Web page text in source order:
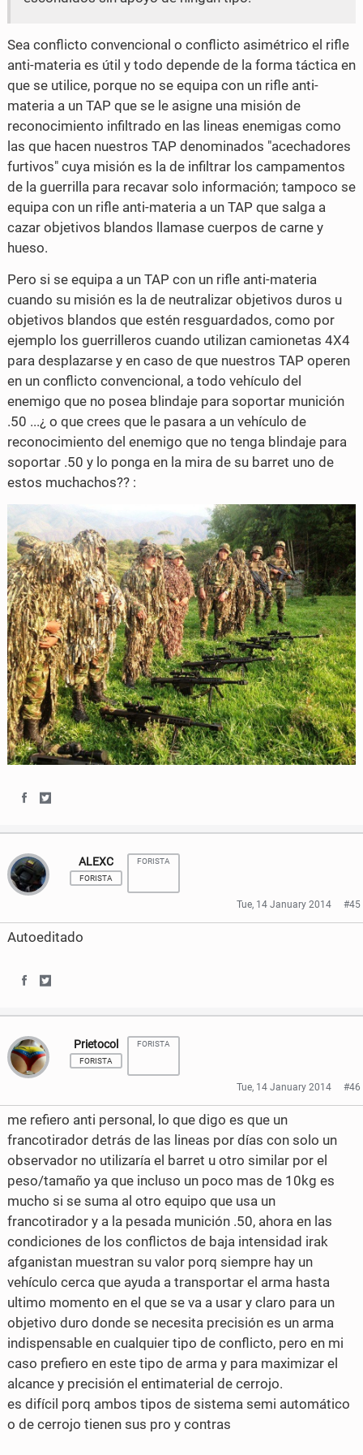
Sea conflicto convencional o conflicto asimétrico el rifle
anti-materia es útil y todo depende de la forma táctica en
que se utilice, porque no se equipa con un rifle anti-
materia a un TAP que se le asigne una misión de
reconocimiento infiltrado en las lineas enemigas como
las que hacen nuestros TAP denominados "acechadores
furtivos" cuya misión es la de infiltrar los campamentos
de la guerrilla para recavar solo información; tampoco se
equipa con un rifle anti-materia a un TAP que salga a
cazar objetivos blandos llamase cuerpos de carne y
hueso.
Pero si se equipa a un TAP con un rifle anti-materia
cuando su misión es la de neutralizar objetivos duros u
objetivos blandos que estén resguardados, como por
ejemplo los guerrilleros cuando utilizan camionetas 4X4
para desplazarse y en caso de que nuestros TAP operen
en un conflicto convencional, a todo vehículo del
enemigo que no posea blindaje para soportar munición
.50 ...¿ o que crees que le pasara a un vehículo de
reconocimiento del enemigo que no tenga blindaje para
soportar .50 y lo ponga en la mira de su barret uno de
estos muchachos?? :
a
r
e
n
a
b
o
k
a
r
e
n
w
t
r
ALEXC
FORISTA
FORISTA
Tue, 14 January 2014 #45
Autoeditado
a
r
e
o
n
a
c
e
b
o
o
k
a
r
e
o
n
w
i
t
t
r
Prietocol
FORISTA
FORISTA
Tue, 14 January 2014 #46
me refiero anti personal, lo que digo es que un
francotirador detrás de las lineas por días con solo un
observador no utilizaría el barret u otro similar por el
peso/tamaño ya que incluso un poco mas de 10kg es
mucho si se suma al otro equipo que usa un
francotirador y a la pesada munición .50, ahora en las
condiciones de los conflictos de baja intensidad irak
afganistan muestran su valor porq siempre hay un
vehículo cerca que ayuda a transportar el arma hasta
ultimo momento en el que se va a usar y claro para un
objetivo duro donde se necesita precisión es un arma
indispensable en cualquier tipo de conflicto, pero en mi
caso prefiero en este tipo de arma y para maximizar el
alcance y precisión el entimaterial de cerrojo.
es difícil porq ambos tipos de sistema semi automático
o de cerrojo tienen sus pro y contras